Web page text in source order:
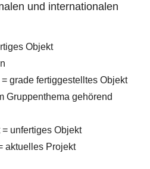
und internationalen
Objekt
grade fertiggestelltes Objekt
Gruppenthema gehörend
unfertiges Objekt
aktuelles Projekt